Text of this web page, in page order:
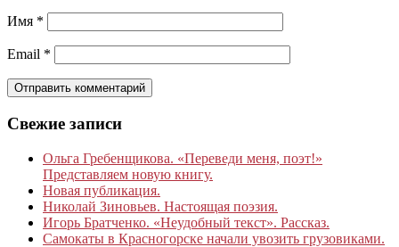
Имя *
Email *
Свежие записи
Ольга Гребенщикова. «Переведи меня, поэт!»
Представляем новую книгу.
Новая публикация.
Николай Зиновьев. Настоящая поэзия.
Игорь Братченко. «Неудобный текст». Рассказ.
Самокаты в Красногорске начали увозить грузовиками.